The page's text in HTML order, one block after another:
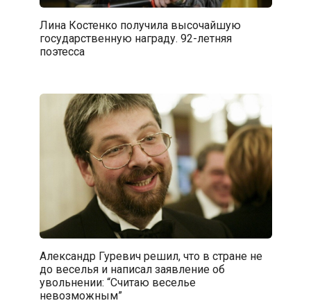
Лина Костенко получила высочайшую
государственную награду. 92-летняя
поэтесса
Александр Гуревич решил, что в стране не
до веселья и написал заявление об
увольнении: “Считаю веселье
невозможным”